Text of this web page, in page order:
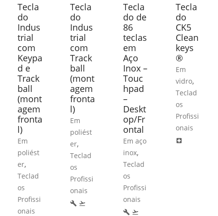
Tecla
do
Indus
trial
com
Keypa
d e
Track
ball
(mont
agem
fronta
l)
Em
poliést
er,
Teclad
os
Profissi
onais
Tecla
do
Indus
trial
com
Track
ball
(mont
agem
fronta
l)
Em
poliést
er,
Teclad
os
Profissi
onais
build flight_takeoff
Tecla
do de
86
teclas
em
Aço
Inox –
Touc
hpad
–
Deskt
op/Fr
ontal
Em aço
inox,
Teclad
os
Profissi
onais
build flight_takeoff
Tecla
do
CK5
Clean
keys
®
Em
vidro,
Teclad
os
Profissi
onais
local_hospital